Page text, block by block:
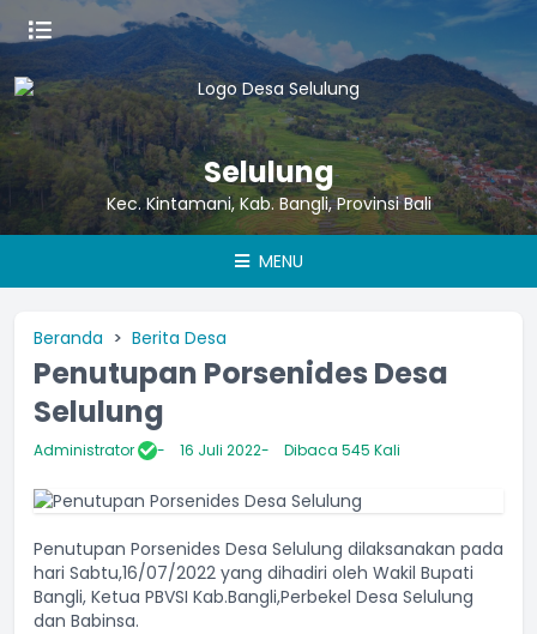
Selulung
Kec. Kintamani, Kab. Bangli, Provinsi Bali
MENU
Beranda Berita Desa
Penutupan Porsenides Desa
Selulung
Administrator 16 Juli 2022 Dibaca 545 Kali
Penutupan Porsenides Desa Selulung dilaksanakan pada
hari Sabtu,16/07/2022 yang dihadiri oleh Wakil Bupati
Bangli, Ketua PBVSI Kab.Bangli,Perbekel Desa Selulung
dan Babinsa.